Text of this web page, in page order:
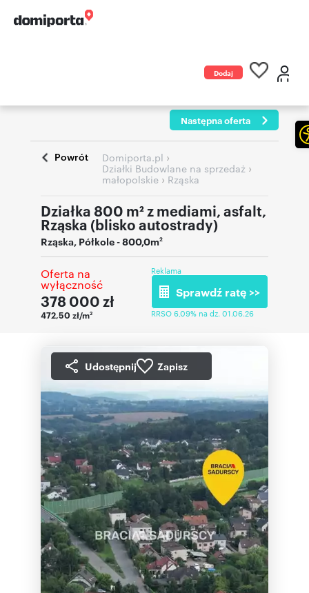
Dodaj
Następna oferta
Powrót Domiporta.pl ›
Działki Budowlane na sprzedaż ›
małopolskie › Rząska
Działka 800 m² z mediami, asfalt,
Rząska (blisko autostrady)
Rząska, Półkole- 800,0m2
Oferta na
wyłączność
378 000 zł
472,50 zł/m2
Reklama
Sprawdź ratę >>
RRSO 6,09% na dz. 01.06.26
Udostępnij Zapisz